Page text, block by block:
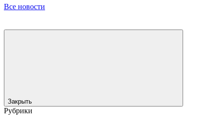
Все новости
Закрыть
Рубрики